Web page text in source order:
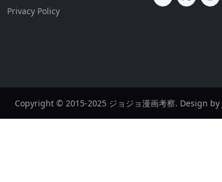
Privacy Policy
Copyright © 2015-2025 ジョジョ漫画考察. Design by